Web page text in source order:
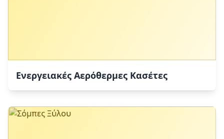
Ενεργειακές Αερόθερμες Κασέτες